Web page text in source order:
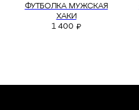
ФУТБОЛКА МУЖСКАЯ
ХАКИ
1 400 ₽
Оплата
О компании
Доставка